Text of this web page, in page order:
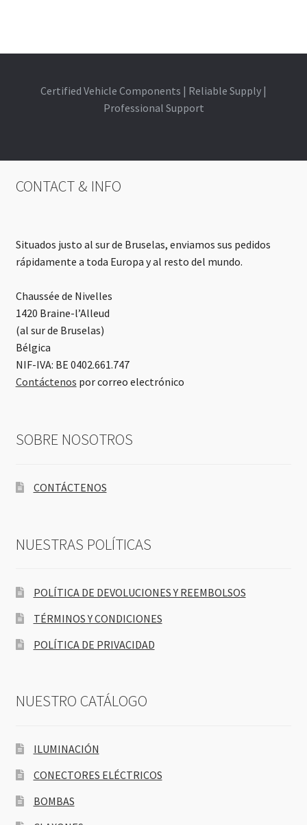
Certified Vehicle Components | Reliable Supply |
Professional Support
CONTACT & INFO
Situados justo al sur de Bruselas, enviamos sus pedidos
rápidamente a toda Europa y al resto del mundo.
Chaussée de Nivelles
1420 Braine-l’Alleud
(al sur de Bruselas)
Bélgica
NIF-IVA: BE 0402.661.747
Contáctenos por correo electrónico
SOBRE NOSOTROS
CONTÁCTENOS
NUESTRAS POLÍTICAS
POLÍTICA DE DEVOLUCIONES Y REEMBOLSOS
TÉRMINOS Y CONDICIONES
POLÍTICA DE PRIVACIDAD
NUESTRO CATÁLOGO
ILUMINACIÓN
CONECTORES ELÉCTRICOS
BOMBAS